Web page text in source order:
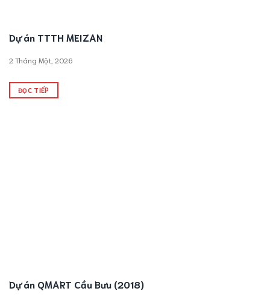
Dự án TTTH MEIZAN
2 Tháng Một, 2026
ĐỌC TIẾP
Dự án QMART Cầu Bưu (2018)